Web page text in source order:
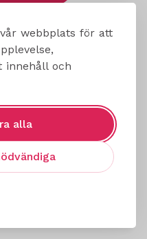
webbplats för att
innehåll och
alla